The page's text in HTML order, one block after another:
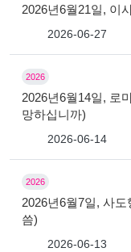
2026년6월21일, 이
2026-06-27
2026
2026년6월14일, 로
망하십니까)
2026-06-14
2026
2026년6월7일, 사
씀)
2026-06-13